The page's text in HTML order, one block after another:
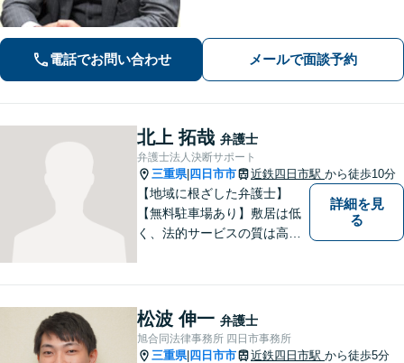
電話でお問い合わせ メールで面談予約
北上 拓哉 弁護士
弁護士法人決断サポート
三重県| 四日市市 近鉄四日市駅 から徒歩10分
【地域に根ざした弁護士】
【無料駐車場あり】敷居は低
く、法的サービスの質は高く
題／離婚問題／相続問題／企
業法務など、幅広く対応可
能。【明確な料金体系】どう
詳細を見
る
松波 伸一 弁護士
旭合同法律事務所 四日市事務所
三重県| 四日市市 近鉄四日市駅 から徒歩5分